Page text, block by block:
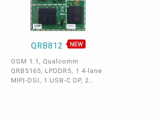
QRB812
OSM 1.1, Qualcomm
QRB5165, LPDDR5, 1 4-lane
MIPI-DSI, 1 USB-C DP, 2